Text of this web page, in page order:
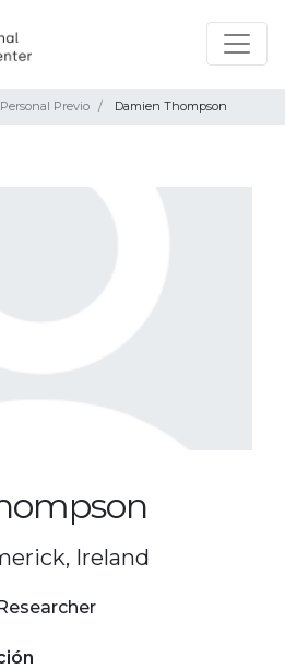
Personal Previo Damien Thompson
Ireland